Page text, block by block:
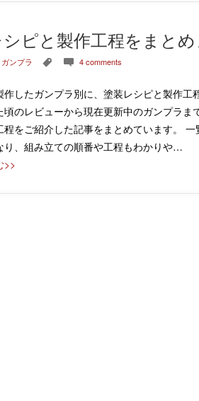
ピと製作工程をまとめ
ガンプラ , c 4 comments
作したガンプラ別に、塗装レシピと製作
頃のレビューから現在更新中のガンプラ
程をご紹介した記事をまとめています。
り、組み立ての順番や工程もわかりや…
>>